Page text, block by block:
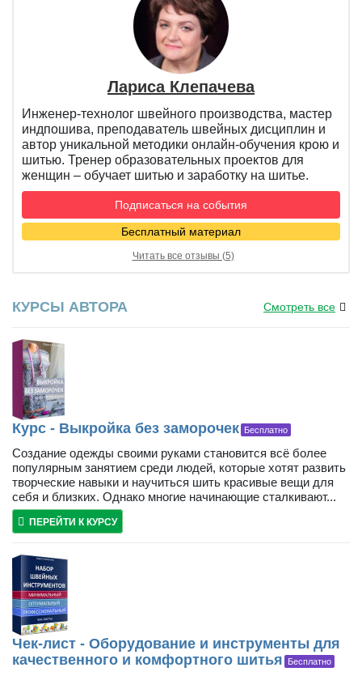
Лариса Клепачева
Инженер-технолог швейного производства, мастер
индпошива, преподаватель швейных дисциплин и
автор уникальной методики онлайн-обучения крою и
шитью. Тренер образовательных проектов для
женщин – обучает шитью и заработку на шитье.
Подписаться на события
Бесплатный материал
Читать все отзывы (5)
КУРСЫ АВТОРА Смотреть все
Курс - Выкройка без заморочек Бесплатно
Создание одежды своими руками становится всё более
популярным занятием среди людей, которые хотят развить
творческие навыки и научиться шить красивые вещи для
себя и близких. Однако многие начинающие сталкивают...
ПЕРЕЙТИ К КУРСУ
Чек-лист - Оборудование и инструменты для
качественного и комфортного шитья
Бесплатно